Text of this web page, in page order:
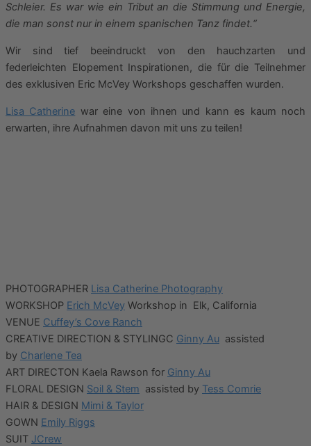
Schleier. Es war wie ein Tribut an die Stimmung und Energie,
die man sonst nur in einem spanischen Tanz findet.“
Wir sind tief beeindruckt von den hauchzarten und
federleichten Elopement Inspirationen, die für die Teilnehmer
des exklusiven Eric McVey Workshops geschaffen wurden.
Lisa Catherine war eine von ihnen und kann es kaum noch
erwarten, ihre Aufnahmen davon mit uns zu teilen!
PHOTOGRAPHER Lisa Catherine Photography
WORKSHOP Erich McVey Workshop in Elk, California
VENUE Cuffey’s Cove Ranch
CREATIVE DIRECTION & STYLINGC Ginny Au assisted
by Charlene Tea
ART DIRECTON Kaela Rawson for Ginny Au
FLORAL DESIGN Soil & Stem assisted by Tess Comrie
HAIR & DESIGN Mimi & Taylor
GOWN Emily Riggs
SUIT JCrew